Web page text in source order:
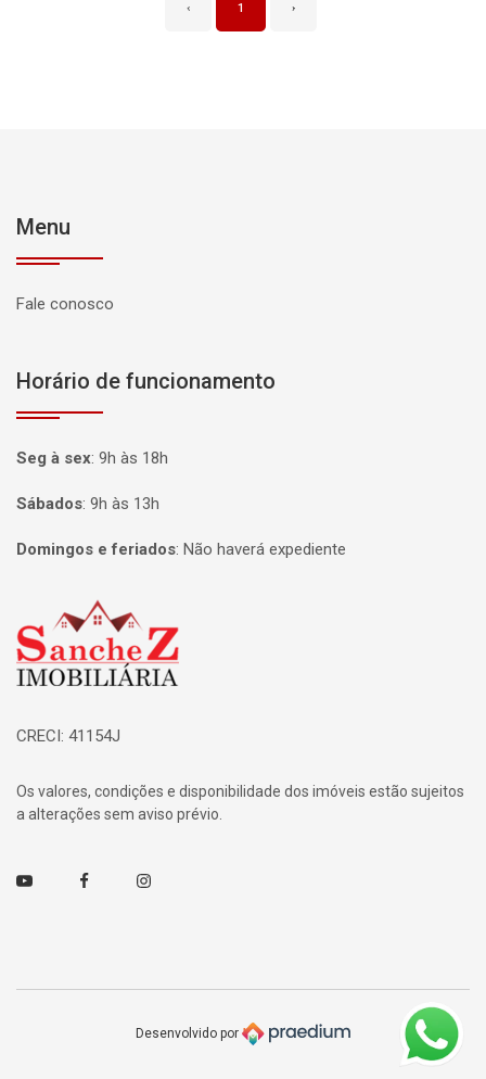
‹ 1 ›
Menu
Fale conosco
Horário de funcionamento
Seg à sex: 9h às 18h
Sábados: 9h às 13h
Domingos e feriados: Não haverá expediente
Página inicial
CRECI: 41154J
Os valores, condições e disponibilidade dos imóveis estão sujeitos
a alterações sem aviso prévio.
Youtube FacebookInstagram
Desenvolvido por